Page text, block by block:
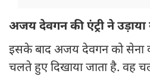
अजय देवगन की एंट्री ने उड़ाया
इसके बाद अजय देवगन को सेना
चलते हुए दिखाया जाता है. वह